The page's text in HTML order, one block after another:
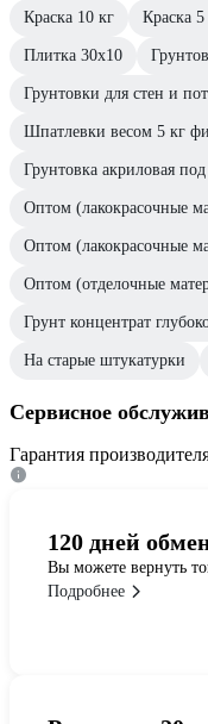
Краска 10 кг Краска 5
Плитка 30х10
Грунтовки для стен и
Шпатлевки весом 5 кг
Грунтовка акриловая
Оптом (лакокрасочные
Оптом (лакокрасочные
Оптом (отделочные
Грунт концентрат
На старые штукатурки
Сервисное
Гарантия
120 дней
Вы можете вернуть
Подробнее